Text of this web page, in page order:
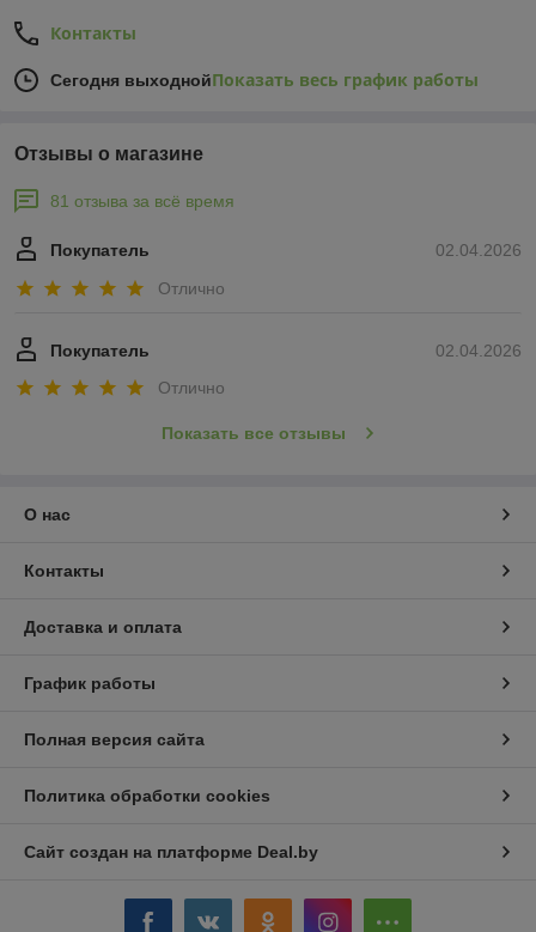
Контакты
Сегодня выходнойПоказать весь график работы
Отзывы о магазине
81 отзыва за всё время
02.04.2026
Покупатель
Отлично
02.04.2026
Покупатель
Отлично
Показать все отзывы
О нас
Контакты
Доставка и оплата
График работы
Полная версия сайта
Политика обработки cookies
Сайт создан на платформе Deal.by